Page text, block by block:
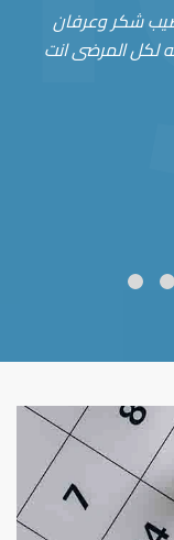
شكر وعرفان
لكل المرضى انت